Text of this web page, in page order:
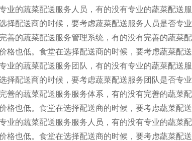
业的蔬菜配送服务人员，有的没有专业的蔬菜配
择配送商的时候，要考虑蔬菜配送服务人员是否专
善的蔬菜配送服务管理系统，有的没有完善的蔬
格也低。食堂在选择配送商的时候，要考虑蔬菜配
业的蔬菜配送服务团队，有的没有专业的蔬菜配
择配送商的时候，要考虑蔬菜配送服务团队是否专
善的蔬菜配送服务服务体系，有的没有完善的蔬
格也低。食堂在选择配送商的时候，要考虑蔬菜配
业的蔬菜配送服务服务人员，有的没有专业的蔬
格也低。食堂在选择配送商的时候，要考虑蔬菜配